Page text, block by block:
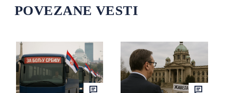
POVEZANE VESTI